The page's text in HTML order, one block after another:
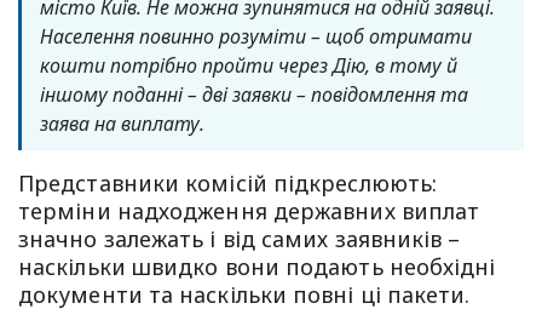
місто Київ. Не можна зупинятися на одній заявці.
Населення повинно розуміти – щоб отримати
кошти потрібно пройти через Дію, в тому й
іншому поданні – дві заявки – повідомлення та
заява на виплату.
Представники комісій підкреслюють:
терміни надходження державних виплат
значно залежать і від самих заявників –
наскільки швидко вони подають необхідні
документи та наскільки повні ці пакети.